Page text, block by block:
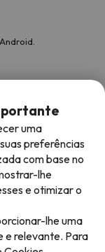
uma
preferências
com base no
lhe
e otimizar o
lhe uma
e relevante. Para